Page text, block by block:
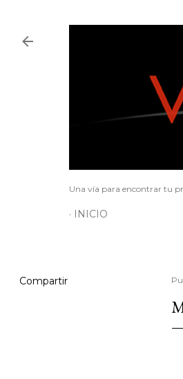
Una vía para encontrar tu
INICIO
Compartir